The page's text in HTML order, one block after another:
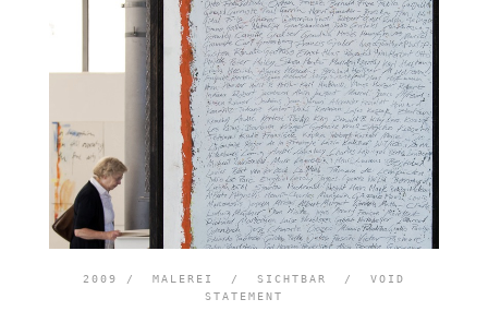
2009 / MALEREI / SICHTBAR / VOID
STATEMENT